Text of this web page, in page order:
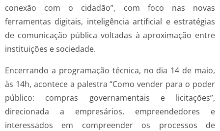
conexão com o cidadão”, com foco nas novas
ferramentas digitais, inteligência artificial e estratégias
de comunicação pública voltadas à aproximação entre
instituições e sociedade.
Encerrando a programação técnica, no dia 14 de maio,
às 14h, acontece a palestra “Como vender para o poder
público: compras governamentais e licitações”,
direcionada a empresários, empreendedores e
interessados em compreender os processos de